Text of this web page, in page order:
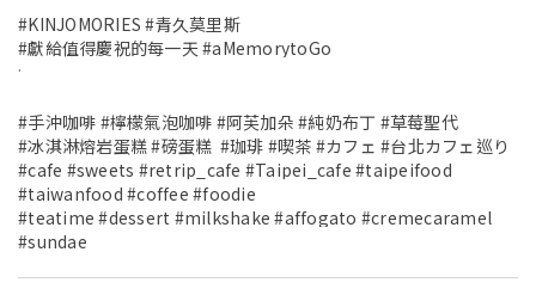
#KINJOMORIES #青久莫里斯
#獻給值得慶祝的每一天#aMemorytoGo
.
#手沖咖啡 #檸檬氣泡咖啡 #阿芙加朵 #純奶布丁 #草莓聖代
#冰淇淋熔岩蛋糕#磅蛋糕 #珈琲 #喫茶 #カフェ #台北カフェ巡り
#cafe #sweets #retrip_cafe #Taipei_cafe #taipeifood
#taiwanfood #coffee #foodie
#teatime #dessert #milkshake #affogato #cremecaramel
#sundae